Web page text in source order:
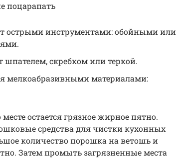
поцарапать
острыми инструментами: обойными или
скребком или теркой.
мелкоабразивными материалами:
остается грязное жирное пятно.
средства для чистки кухонных
количество порошка на ветошь и
Затем промыть загрязненные места